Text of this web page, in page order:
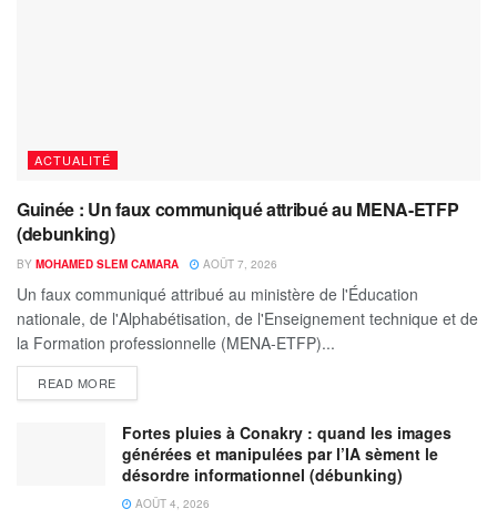
ACTUALITÉ
Guinée : Un faux communiqué attribué au MENA-ETFP
(debunking)
BY MOHAMED SLEM CAMARA AOÛT 7, 2026
Un faux communiqué attribué au ministère de l'Éducation
nationale, de l'Alphabétisation, de l'Enseignement technique et de
la Formation professionnelle (MENA-ETFP)...
READ MORE
Fortes pluies à Conakry : quand les images
générées et manipulées par l’IA sèment le
désordre informationnel (débunking)
AOÛT 4, 2026